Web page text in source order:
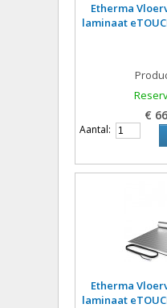
Etherma
laminaat
€
Aantal:
Etherma
laminaat